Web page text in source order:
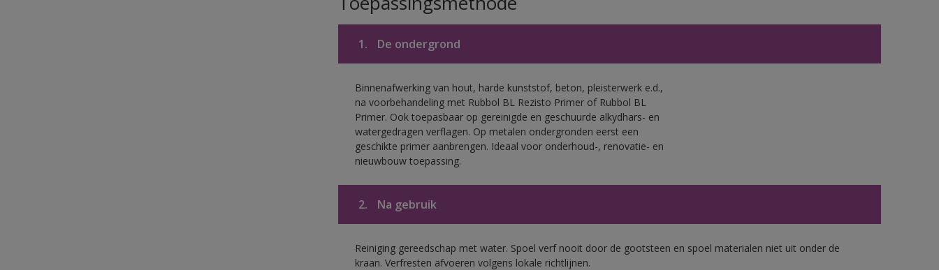
1. De ondergrond
Binnenafwerking van hout, harde kunststof, beton, pleisterwerk e.d.,
na voorbehandeling met Rubbol BL Rezisto Primer of Rubbol BL
Primer. Ook toepasbaar op gereinigde en geschuurde alkydhars- en
watergedragen verflagen. Op metalen ondergronden eerst een
geschikte primer aanbrengen. Ideaal voor onderhoud-, renovatie- en
nieuwbouw toepassing.
2. Na gebruik
Reiniging gereedschap met water. Spoel verf nooit door de gootsteen en spoel materialen niet uit onder de
kraan. Verfresten afvoeren volgens lokale richtlijnen.